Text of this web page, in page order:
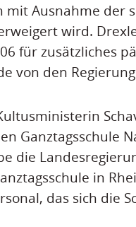
mit Ausnahme
wird.
für zusätzliches
von den
Ganztagsschule
die
in
das sich die